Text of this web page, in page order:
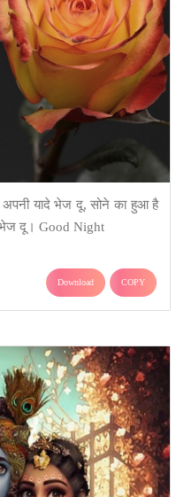
यादे भेज दू, सोने का हुआ है
भेज दू। Good Night
Download COPY